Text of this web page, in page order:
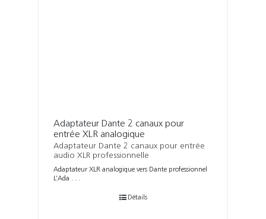
Adaptateur Dante 2 canaux pour
entrée XLR analogique
Adaptateur Dante 2 canaux pour entrée
audio XLR professionnelle
Adaptateur XLR analogique vers Dante professionnel
L’Ada . . .
Détails